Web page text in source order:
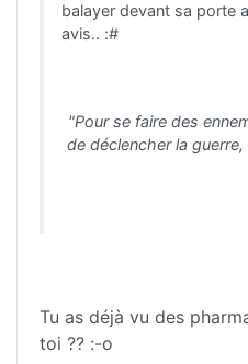
balayer devant sa porte
avis.. :#
"Pour se faire des
de déclencher la
Tu as déjà vu des
toi ?? :-o